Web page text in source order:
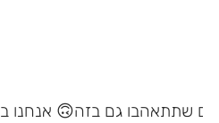
אנחנו בטוחים שתתאהבו גם בזה 🙃